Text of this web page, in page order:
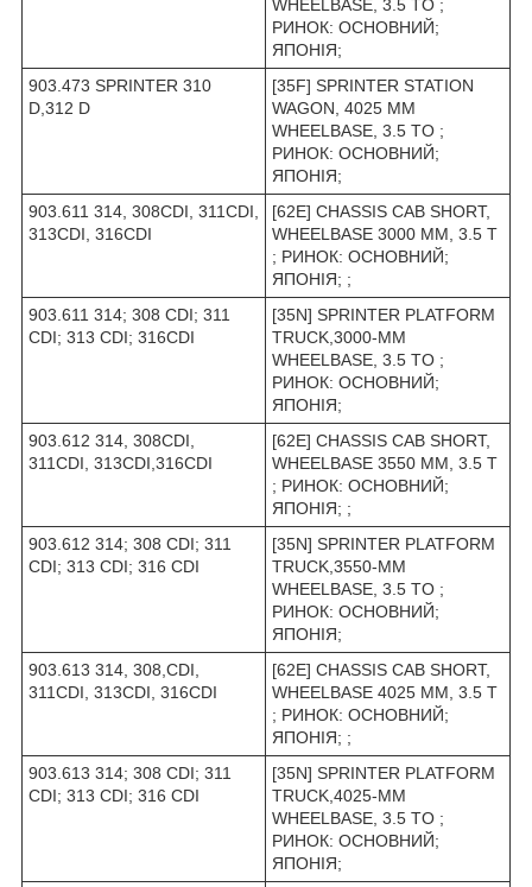
WHEELBASE, 3.5 TO ;
РИНОК: ОСНОВНИЙ;
ЯПОНІЯ;
903.473 SPRINTER 310
D,312 D
[35F] SPRINTER STATION
WAGON, 4025 MM
WHEELBASE, 3.5 TO ;
РИНОК: ОСНОВНИЙ;
ЯПОНІЯ;
903.611 314, 308CDI, 311CDI,
313CDI, 316CDI
[62E] CHASSIS CAB SHORT,
WHEELBASE 3000 MM, 3.5 T
; РИНОК: ОСНОВНИЙ;
ЯПОНІЯ; ;
903.611 314; 308 CDI; 311
CDI; 313 CDI; 316CDI
[35N] SPRINTER PLATFORM
TRUCK,3000-MM
WHEELBASE, 3.5 TO ;
РИНОК: ОСНОВНИЙ;
ЯПОНІЯ;
903.612 314, 308CDI,
311CDI, 313CDI,316CDI
[62E] CHASSIS CAB SHORT,
WHEELBASE 3550 ММ, 3.5 T
; РИНОК: ОСНОВНИЙ;
ЯПОНІЯ; ;
903.612 314; 308 CDI; 311
CDI; 313 CDI; 316 CDI
[35N] SPRINTER PLATFORM
TRUCK,3550-MM
WHEELBASE, 3.5 TO ;
РИНОК: ОСНОВНИЙ;
ЯПОНІЯ;
903.613 314, 308,CDI,
311CDI, 313CDI, 316CDI
[62E] CHASSIS CAB SHORT,
WHEELBASE 4025 MM, 3.5 T
; РИНОК: ОСНОВНИЙ;
ЯПОНІЯ; ;
903.613 314; 308 CDI; 311
CDI; 313 CDI; 316 CDI
[35N] SPRINTER PLATFORM
TRUCK,4025-MM
WHEELBASE, 3.5 TO ;
РИНОК: ОСНОВНИЙ;
ЯПОНІЯ;